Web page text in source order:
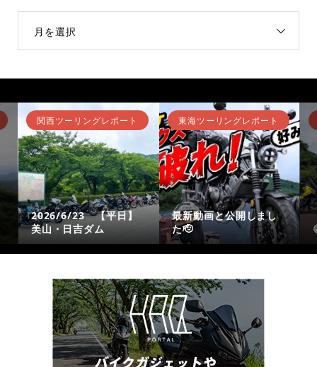
月を選択
関西ツーリングレポート
2026/6/23 【平日】
美山・日吉ダム
東海ツーリングレポート
最新動画と公開しまし
た🫡